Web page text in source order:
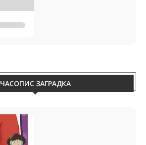
ЧАСОПИС ЗАГРАДКА